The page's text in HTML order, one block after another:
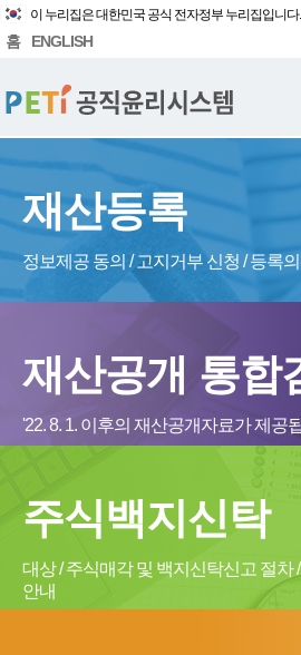
이 누리집은 대한민국 공식 전자정부 누리집입니다.
홈 ENGLISH
재산등록
정보제공 동의 / 고지거부 신청 / 등록
재산공개 통합
'22. 8. 1. 이후의 재산공개자료가 제공
주식백지신탁
대상 / 주식매각 및 백지신탁신고 절차
안내